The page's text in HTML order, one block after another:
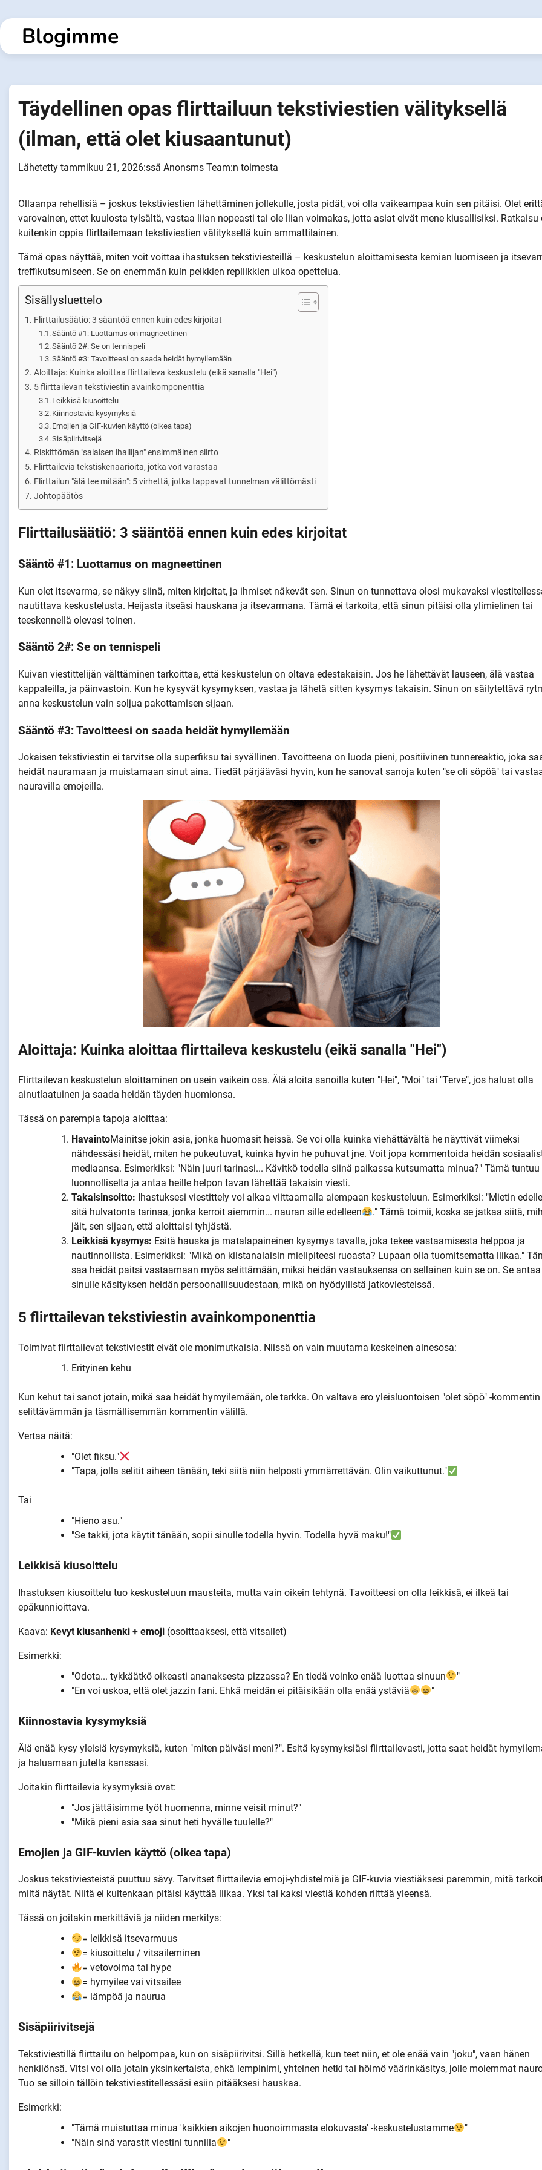
sisältöön
Blogimme
Täydellinen opas flirttailuun tekstiviestien välityksellä
(ilman, että olet kiusaantunut)
Lähetetty tammikuu 21, 2026:ssä Anonsms Team:n toimesta
Ollaanpa rehellisiä – joskus tekstiviestien lähettäminen jollekulle, josta pidät, voi olla vaikeampaa kuin sen pitäisi. Olet
varovainen, ettet kuulosta tylsältä, vastaa liian nopeasti tai ole liian voimakas, jotta asiat eivät mene kiusallisiksi. Ratkaisu
kuitenkin oppia flirttailemaan tekstiviestien välityksellä kuin ammattilainen.
Tämä opas näyttää, miten voit voittaa ihastuksen tekstiviesteillä – keskustelun aloittamisesta kemian luomiseen ja
treffikutsumiseen. Se on enemmän kuin pelkkien repliikkien ulkoa opettelua.
Sisällysluettelo
Flirttailusäätiö: 3 sääntöä ennen kuin edes kirjoitat
Sääntö #1: Luottamus on magneettinen
Sääntö 2#: Se on tennispeli
Sääntö #3: Tavoitteesi on saada heidät hymyilemään
Aloittaja: Kuinka aloittaa flirttaileva keskustelu (eikä sanalla "Hei")
5 flirttailevan tekstiviestin avainkomponenttia
Leikkisä kiusoittelu
Kiinnostavia kysymyksiä
Emojien ja GIF-kuvien käyttö (oikea tapa)
Sisäpiirivitsejä
Riskittömän "salaisen ihailijan" ensimmäinen siirto
Flirttailevia tekstiskenaarioita, jotka voit varastaa
Flirttailun "älä tee mitään": 5 virhettä, jotka tappavat tunnelman välittömästi
Johtopäätös
Flirttailusäätiö: 3 sääntöä ennen kuin edes kirjoitat
Sääntö #1: Luottamus on magneettinen
Kun olet itsevarma, se näkyy siinä, miten kirjoitat, ja ihmiset näkevät sen. Sinun on tunnettava olosi mukavaksi
nautittava keskustelusta. Heijasta itseäsi hauskana ja itsevarmana. Tämä ei tarkoita, että sinun pitäisi olla ylimielinen tai
teeskennellä olevasi toinen.
Sääntö 2#: Se on tennispeli
Kuivan viestittelijän välttäminen tarkoittaa, että keskustelun on oltava edestakaisin. Jos he lähettävät lauseen, älä vastaa
kappaleilla, ja päinvastoin. Kun he kysyvät kysymyksen, vastaa ja lähetä sitten kysymys takaisin. Sinun on säilytettävä
anna keskustelun vain soljua pakottamisen sijaan.
Sääntö #3: Tavoitteesi on saada heidät hymyilemään
Jokaisen tekstiviestin ei tarvitse olla superfiksu tai syvällinen. Tavoitteena on luoda pieni, positiivinen tunnereaktio, joka
heidät nauramaan ja muistamaan sinut aina. Tiedät pärjääväsi hyvin, kun he sanovat sanoja kuten "se oli söpöä" tai
nauravilla emojeilla.
Aloittaja: Kuinka aloittaa flirttaileva keskustelu (eikä sanalla "Hei")
Flirttailevan keskustelun aloittaminen on usein vaikein osa. Älä aloita sanoilla kuten "Hei", "Moi" tai "Terve", jos haluat olla
ainutlaatuinen ja saada heidän täyden huomionsa.
Tässä on parempia tapoja aloittaa:
HavaintoMainitse jokin asia, jonka huomasit heissä. Se voi olla kuinka viehättävältä he näyttivät viimeksi
nähdessäsi heidät, miten he pukeutuvat, kuinka hyvin he puhuvat jne. Voit jopa kommentoida heidän
mediaansa. Esimerkiksi: "Näin juuri tarinasi... Kävitkö todella siinä paikassa kutsumatta minua?" Tämä tuntuu
luonnolliselta ja antaa heille helpon tavan lähettää takaisin viesti.
Takaisinsoitto: Ihastuksesi viestittely voi alkaa viittaamalla aiempaan keskusteluun. Esimerkiksi: "Mietin
sitä hulvatonta tarinaa, jonka kerroit aiemmin... nauran sille edelleen
." Tämä toimii, koska se jatkaa siitä,
jäit, sen sijaan, että aloittaisi tyhjästä.
Leikkisä kysymys: Esitä hauska ja matalapaineinen kysymys tavalla, joka tekee vastaamisesta helppoa ja
nautinnollista. Esimerkiksi: "Mikä on kiistanalaisin mielipiteesi ruoasta? Lupaan olla tuomitsematta liikaa."
saa heidät paitsi vastaamaan myös selittämään, miksi heidän vastauksensa on sellainen kuin se on. Se antaa
sinulle käsityksen heidän persoonallisuudestaan, mikä on hyödyllistä jatkoviesteissä.
5 flirttailevan tekstiviestin avainkomponenttia
Toimivat flirttailevat tekstiviestit eivät ole monimutkaisia. Niissä on vain muutama keskeinen ainesosa:
Erityinen kehu
Kun kehut tai sanot jotain, mikä saa heidät hymyilemään, ole tarkka. On valtava ero yleisluontoisen "olet söpö" -
selittävämmän ja täsmällisemmän kommentin välillä.
Vertaa näitä:
"Olet fiksu."
"Tapa, jolla selitit aiheen tänään, teki siitä niin helposti ymmärrettävän. Olin vaikuttunut."
Tai
"Hieno asu."
"Se takki, jota käytit tänään, sopii sinulle todella hyvin. Todella hyvä maku!"
Leikkisä kiusoittelu
Ihastuksen kiusoittelu tuo keskusteluun mausteita, mutta vain oikein tehtynä. Tavoitteesi on olla leikkisä, ei ilkeä tai
epäkunnioittava.
Kaava: Kevyt kiusanhenki + emoji (osoittaaksesi, että vitsailet)
Esimerkki:
"Odota... tykkäätkö oikeasti ananaksesta pizzassa? En tiedä voinko enää luottaa sinuun
"
"En voi uskoa, että olet jazzin fani. Ehkä meidän ei pitäisikään olla enää ystäviä
"
Kiinnostavia kysymyksiä
Älä enää kysy yleisiä kysymyksiä, kuten "miten päiväsi meni?". Esitä kysymyksiäsi flirttailevasti, jotta saat heidät
ja haluamaan jutella kanssasi.
Joitakin flirttailevia kysymyksiä ovat:
"Jos jättäisimme työt huomenna, minne veisit minut?"
"Mikä pieni asia saa sinut heti hyvälle tuulelle?"
Emojien ja GIF-kuvien käyttö (oikea tapa)
Joskus tekstiviesteistä puuttuu sävy. Tarvitset flirttailevia emoji-yhdistelmiä ja GIF-kuvia viestiäksesi paremmin, mitä
miltä näytät. Niitä ei kuitenkaan pitäisi käyttää liikaa. Yksi tai kaksi viestiä kohden riittää yleensä.
Tässä on joitakin merkittäviä ja niiden merkitys:
= leikkisä itsevarmuus
= kiusoittelu / vitsaileminen
= vetovoima tai hype
= hymyilee vai vitsailee
= lämpöä ja naurua
Sisäpiirivitsejä
Tekstiviestillä flirttailu on helpompaa, kun on sisäpiirivitsi. Sillä hetkellä, kun teet niin, et ole enää vain "joku", vaan hänen
henkilönsä. Vitsi voi olla jotain yksinkertaista, ehkä lempinimi, yhteinen hetki tai hölmö väärinkäsitys, jolle molemmat
Tuo se silloin tällöin tekstiviestitellessäsi esiin pitääksesi hauskaa.
Esimerkki:
"Tämä muistuttaa minua 'kaikkien aikojen huonoimmasta elokuvasta' -keskustelustamme
"
"Näin sinä varastit viestini tunnilla
"